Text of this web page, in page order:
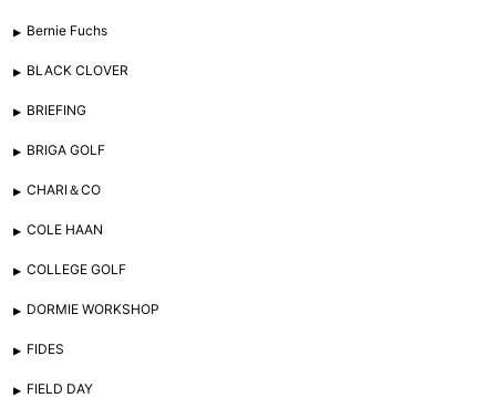
Bernie Fuchs
BLACK CLOVER
BRIEFING
BRIGA GOLF
CHARI＆CO
COLE HAAN
COLLEGE GOLF
DORMIE WORKSHOP
FIDES
FIELD DAY